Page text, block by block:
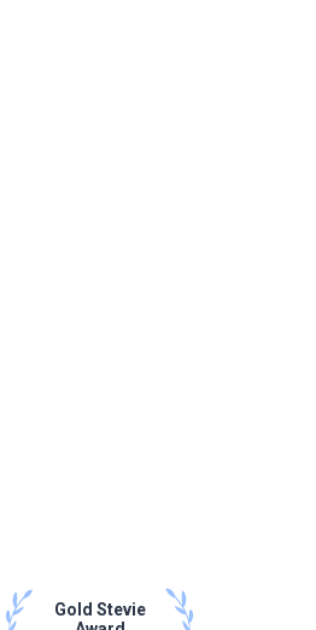
Gold Stevie